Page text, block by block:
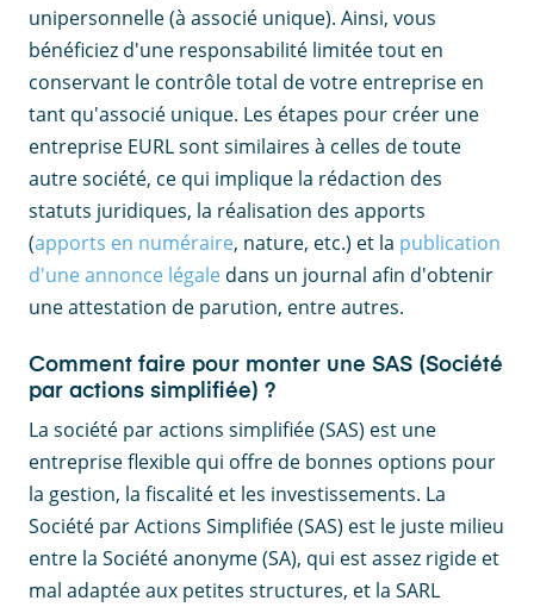
unipersonnelle (à associé unique). Ainsi, vous
bénéficiez d'une responsabilité limitée tout en
conservant le contrôle total de votre entreprise en
tant qu'associé unique. Les étapes pour créer une
entreprise EURL sont similaires à celles de toute
autre société, ce qui implique la rédaction des
statuts juridiques, la réalisation des apports
(apports en numéraire, nature, etc.) et la publication
d'une annonce légale dans un journal afin d'obtenir
une attestation de parution, entre autres.
Comment faire pour monter une SAS (Société
par actions simplifiée) ?
La société par actions simplifiée (SAS) est une
entreprise flexible qui offre de bonnes options pour
la gestion, la fiscalité et les investissements. La
Société par Actions Simplifiée (SAS) est le juste milieu
entre la Société anonyme (SA), qui est assez rigide et
mal adaptée aux petites structures, et la SARL